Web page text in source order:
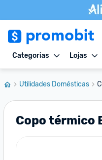
Categorias Lojas
Utilidades Domésticas
Copo térmico